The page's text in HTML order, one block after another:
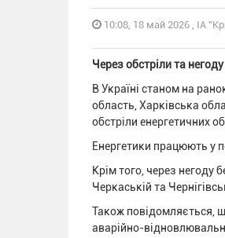
10:08, 18 май 2026 , ІА
Через обстріли та
В Україні станом на
область, Харківська
обстріли енергетичних
Енергетики працюють у
Крім того, через негоду
Черкаській та
Також повідомляється,
аварійно-